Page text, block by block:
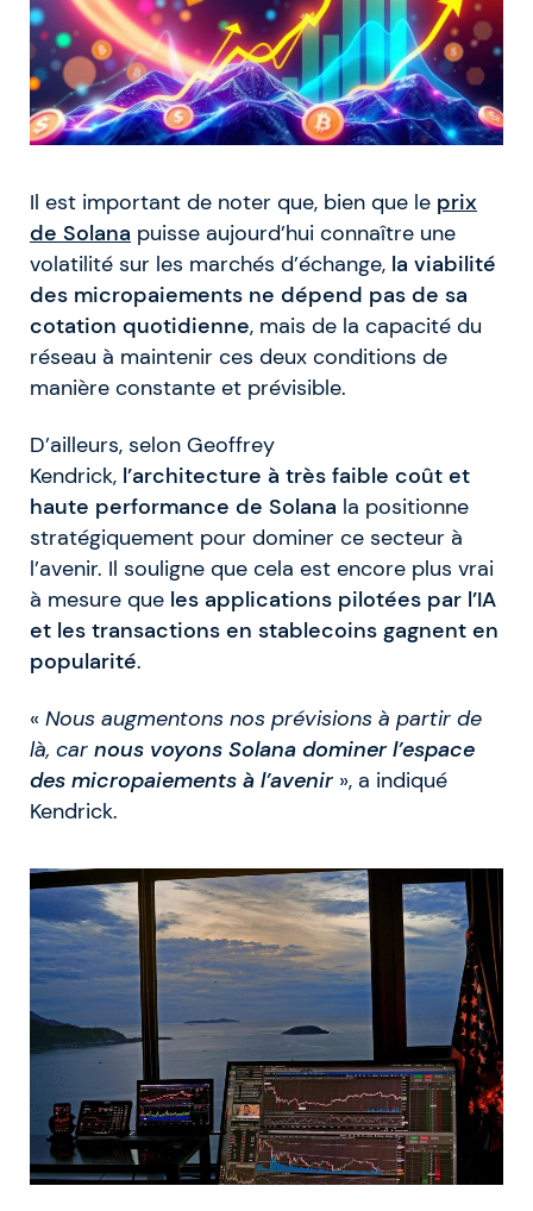
Il est important de noter que, bien que le prix
de Solana puisse aujourd’hui connaître une
volatilité sur les marchés d’échange, la viabilité
des micropaiements ne dépend pas de sa
cotation quotidienne, mais de la capacité du
réseau à maintenir ces deux conditions de
manière constante et prévisible.
D’ailleurs, selon Geoffrey
Kendrick, l’architecture à très faible coût et
haute performance de Solana la positionne
stratégiquement pour dominer ce secteur à
l’avenir. Il souligne que cela est encore plus vrai
à mesure que les applications pilotées par l’IA
et les transactions en stablecoins gagnent en
popularité.
« Nous augmentons nos prévisions à partir de
là, car nous voyons Solana dominer l’espace
des micropaiements à l’avenir», a indiqué
Kendrick.